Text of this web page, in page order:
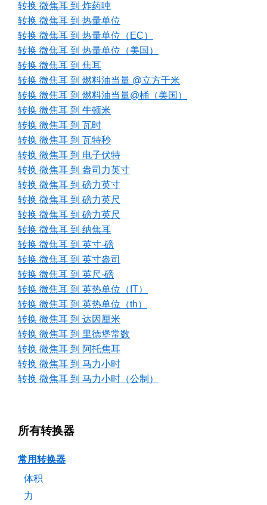
转换 微焦耳 到 炸药吨
转换 微焦耳 到 热量单位
转换 微焦耳 到 热量单位（EC）
转换 微焦耳 到 热量单位（美国）
转换 微焦耳 到 焦耳
转换 微焦耳 到 燃料油当量 @立方千米
转换 微焦耳 到 燃料油当量@桶（美国）
转换 微焦耳 到 牛顿米
转换 微焦耳 到 瓦时
转换 微焦耳 到 瓦特秒
转换 微焦耳 到 电子伏特
转换 微焦耳 到 盎司力英寸
转换 微焦耳 到 磅力英寸
转换 微焦耳 到 磅力英尺
转换 微焦耳 到 磅力英尺
转换 微焦耳 到 纳焦耳
转换 微焦耳 到 英寸-磅
转换 微焦耳 到 英寸盎司
转换 微焦耳 到 英尺-磅
转换 微焦耳 到 英热单位（IT）
转换 微焦耳 到 英热单位（th）
转换 微焦耳 到 达因厘米
转换 微焦耳 到 里德堡常数
转换 微焦耳 到 阿托焦耳
转换 微焦耳 到 马力小时
转换 微焦耳 到 马力小时（公制）
所有转换器
常用转换器
体积
力